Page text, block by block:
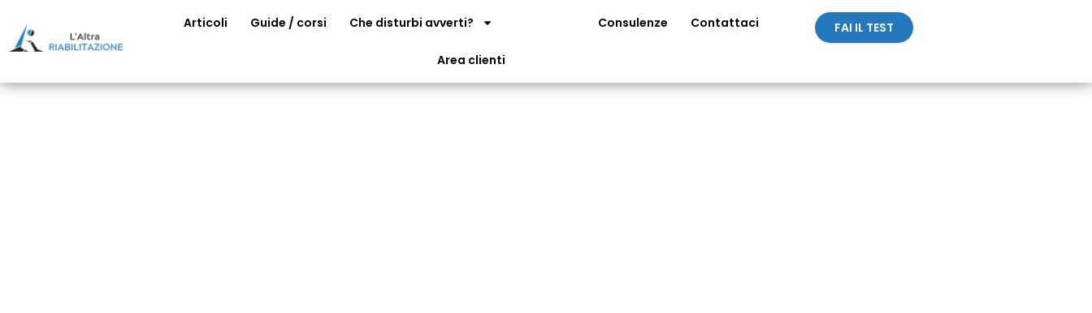
Articoli Guide / corsi Che disturbi avverti? Consulenze Contattaci
Area clienti
FAI IL TEST